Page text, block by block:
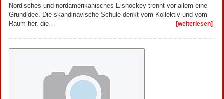
Nordisches und nordamerikanisches Eishockey trennt vor allem eine
Grundidee. Die skandinavische Schule denkt vom Kollektiv und vom
Raum her, die…
[weiterlesen]